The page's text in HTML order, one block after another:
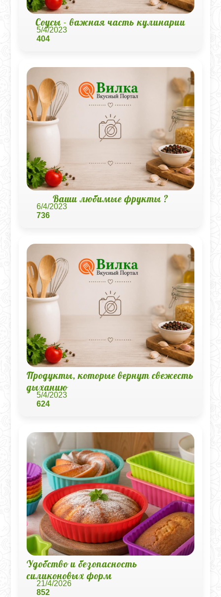
Соусы - важная часть кулинарии
5/4/2023
404
Ваши любимые фрукты ?
6/4/2023
736
Продукты, которые вернут свежесть
дыханию
5/4/2023
624
Удобство и безопасность
силиконовых форм
21/4/2026
852